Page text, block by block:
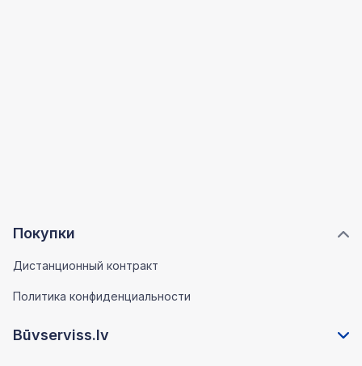
Покупки
Дистанционный контракт
Политика конфиденциальности
Būvserviss.lv